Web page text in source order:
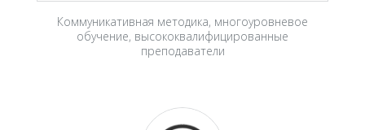
Коммуникативная методика, многоуровневое
обучение, высококвалифицированные
преподаватели